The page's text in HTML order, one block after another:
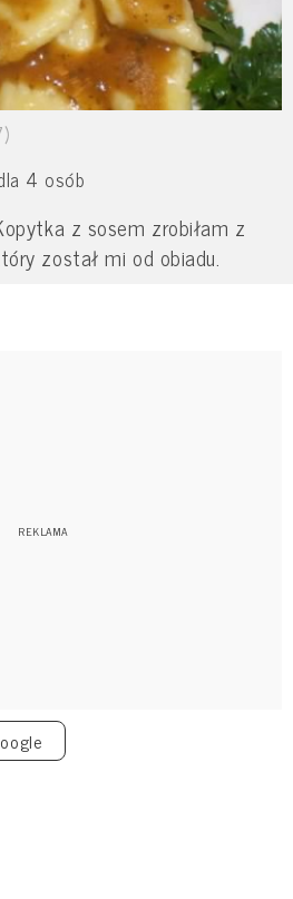
4 osób
z sosem zrobiłam z
został mi od obiadu.